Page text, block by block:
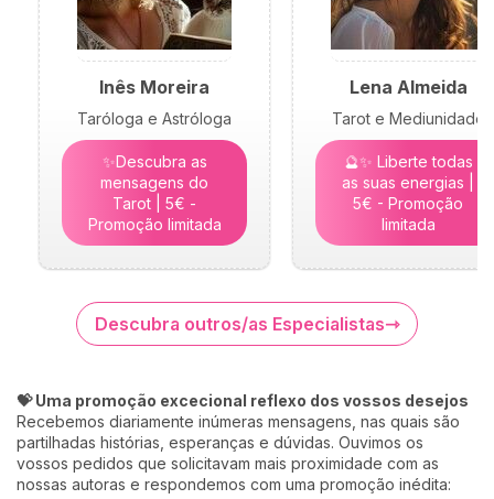
Inês Moreira
Taróloga e Astróloga
✨Descubra as
mensagens do
Tarot | 5€ -
Promoção limitada
Lena Almeida
Tarot e Mediunidade
🔮✨ Liberte todas
as suas energias |
5€ - Promoção
limitada
Descubra outros/as Especialistas
💝 Uma promoção excecional reflexo dos vossos desejos
Recebemos diariamente inúmeras mensagens, nas quais são
partilhadas histórias, esperanças e dúvidas. Ouvimos os
vossos pedidos que solicitavam mais proximidade com as
nossas autoras e respondemos com uma promoção inédita: